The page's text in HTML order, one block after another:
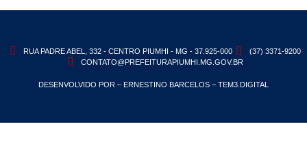
RUA PADRE ABEL, 332 - CENTRO PIUMHI - MG - 37.925-000
(37) 3371-9200
CONTATO@PREFEITURAPIUMHI.MG.GOV.BR
DESENVOLVIDO POR – ERNESTINO BARCELOS – TEM3.DIGITAL